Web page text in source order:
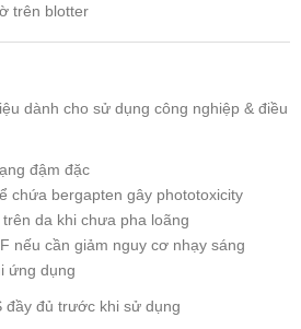
trên blotter
dành cho sử dụng công nghiệp & điều
đậm đặc
chứa bergapten gây phototoxicity
da khi chưa pha loãng
nếu cần giảm nguy cơ nhạy sáng
ứng dụng
đầy đủ trước khi sử dụng